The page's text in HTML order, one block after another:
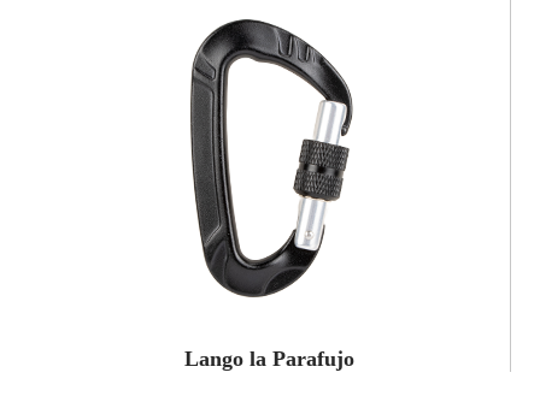
Lango la Parafujo